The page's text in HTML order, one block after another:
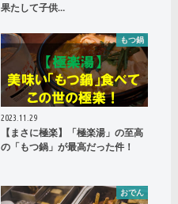
果たして子供…
もつ鍋
2023.11.29
【まさに極楽】「極楽湯」の至高
の「もつ鍋」が最高だった件！
おでん